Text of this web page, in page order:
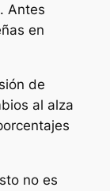
. Antes
en
de
al alza
no es